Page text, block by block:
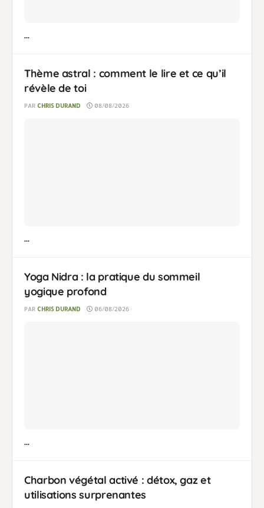
...
Thème astral : comment le lire et ce qu’il
révèle de toi
PAR CHRIS DURAND 08/08/2026
...
Yoga Nidra : la pratique du sommeil
yogique profond
PAR CHRIS DURAND 06/08/2026
...
Charbon végétal activé : détox, gaz et
utilisations surprenantes